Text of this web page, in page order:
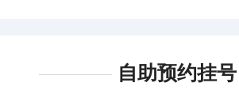
自助预约挂号